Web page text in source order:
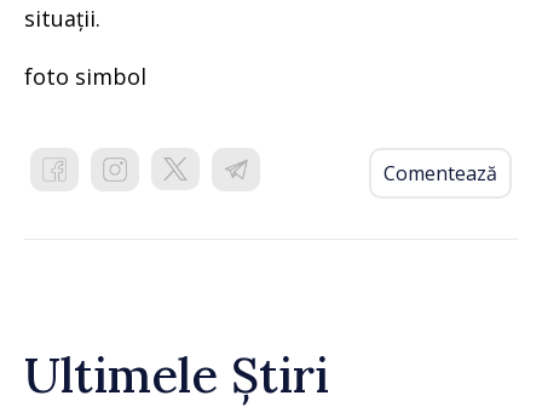
situații.
foto simbol
Comentează
Ultimele Știri